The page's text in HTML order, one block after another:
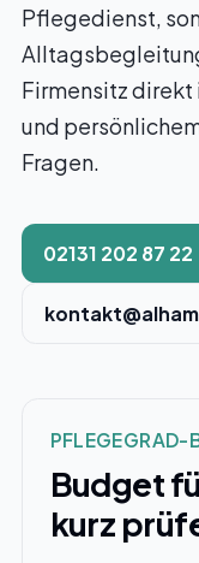
Pflegedienst,
Firmensitz direkt
und
Fragen.
02131 202 87 22
PFLEGEGRAD-
Budget
kurz